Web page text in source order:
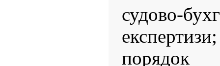
судово-
порядок